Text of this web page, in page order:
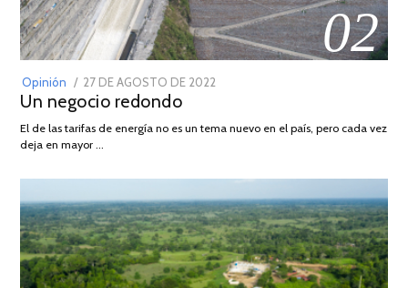
02
Opinión
POSTED
ON
27 DE AGOSTO DE 2022
DE
Un negocio redondo
El de las tarifas de energía no es un tema nuevo en el país, pero cada vez
deja en mayor …